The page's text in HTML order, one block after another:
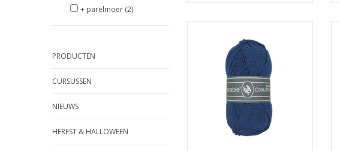
+ parelmoer (2)
PRODUCTEN
CURSUSSEN
NIEUWS
HERFST & HALLOWEEN
370
TOEVOEGEN AAN WINKELWAGEN